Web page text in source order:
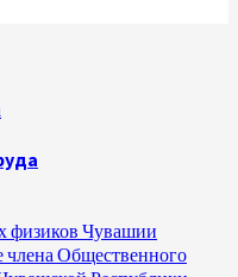
физиков Чувашии
члена Общественного